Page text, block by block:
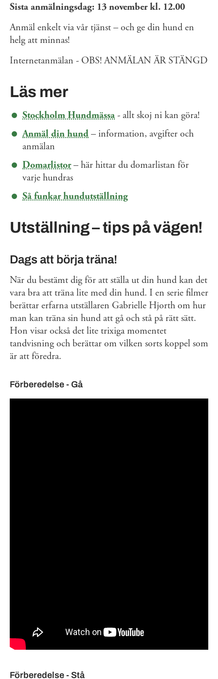
Sista anmälningsdag: 13 november kl. 12.00
Anmäl enkelt via vår tjänst – och ge din hund en
helg att minnas!
Internetanmälan - OBS! ANMÄLAN ÄR STÄNGD
Läs mer
Stockholm Hundmässa - allt skoj ni kan göra!
Anmäl din hund – information, avgifter och
anmälan
Domarlistor– här hittar du domarlistan för
varje hundras
Så funkar hundutställning
Utställning – tips på vägen!
Dags att börja träna!
När du bestämt dig för att ställa ut din hund kan det
vara bra att träna lite med din hund. I en serie filmer
berättar erfarna utställaren Gabrielle Hjorth om hur
man kan träna sin hund att gå och stå på rätt sätt.
Hon visar också det lite trixiga momentet
tandvisning och berättar om vilken sorts koppel som
är att föredra.
Förberedelse - Gå
Förberedelse - Stå